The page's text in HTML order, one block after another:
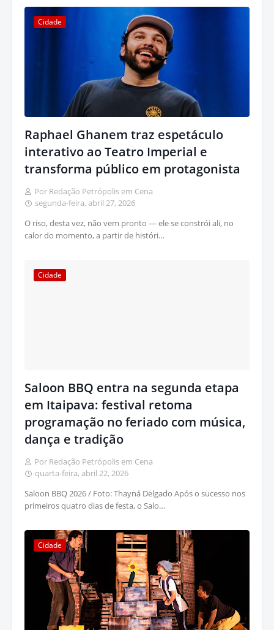
Cidade
Raphael Ghanem traz espetáculo
interativo ao Teatro Imperial e
transforma público em protagonista
Por Redação Petrópolis em Cena
segunda-feira, abril 27, 2026
O riso, desta vez, não vem pronto — ele se constrói ali, no
calor do momento, a partir de históri…
Cidade
Saloon BBQ entra na segunda etapa
em Itaipava: festival retoma
programação no feriado com música,
dança e tradição
Por Redação Petrópolis em Cena
quarta-feira, abril 22, 2026
Saloon BBQ 2026 / Foto: Thayná Delgado Após o sucesso nos
primeiros quatro dias de festa, o Salo…
Cidade